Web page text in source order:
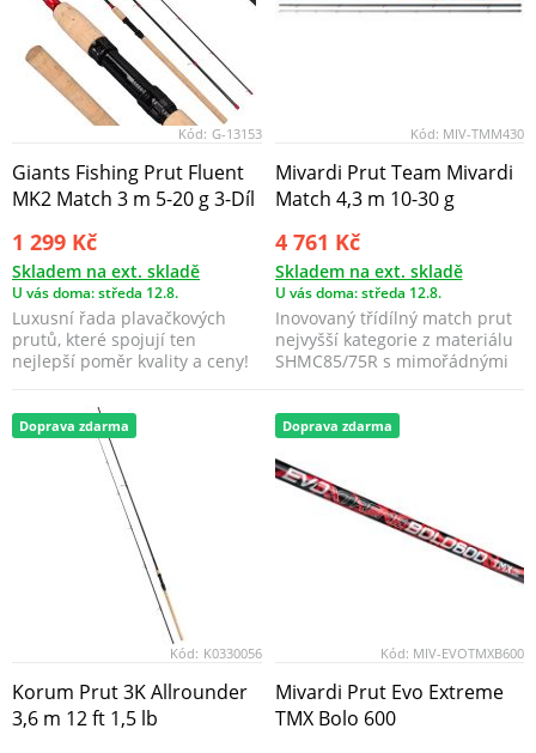
Kód: G-13153
Giants Fishing Prut Fluent
MK2 Match 3 m 5-20 g 3-Díl
1 299 Kč
Skladem na ext. skladě
U vás doma: středa 12.8.
Luxusní řada plavačkových
prutů, které spojují ten
nejlepší poměr kvality a ceny!
Kód: MIV-TMM430
Mivardi Prut Team Mivardi
Match 4,3 m 10-30 g
4 761 Kč
Skladem na ext. skladě
U vás doma: středa 12.8.
Inovovaný třídílný match prut
nejvyšší kategorie z materiálu
SHMC85/75R s mimořádnými
Doprava zdarma
Kód: K0330056
Korum Prut 3K Allrounder
3,6 m 12 ft 1,5 lb
Doprava zdarma
Kód: MIV-EVOTMXB600
Mivardi Prut Evo Extreme
TMX Bolo 600